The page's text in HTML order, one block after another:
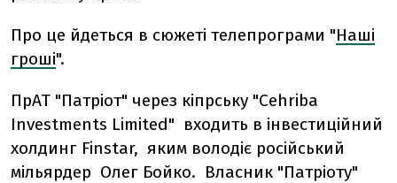
Про це йдеться в сюжеті телепрограми "Наші
гроші".
ПрАТ "Патріот" через кіпрську "Cehriba
Investments Limited" входить в інвестиційний
холдинг Finstar, яким володіє російський
мільярдер Олег Бойко. Власник "Патріоту"